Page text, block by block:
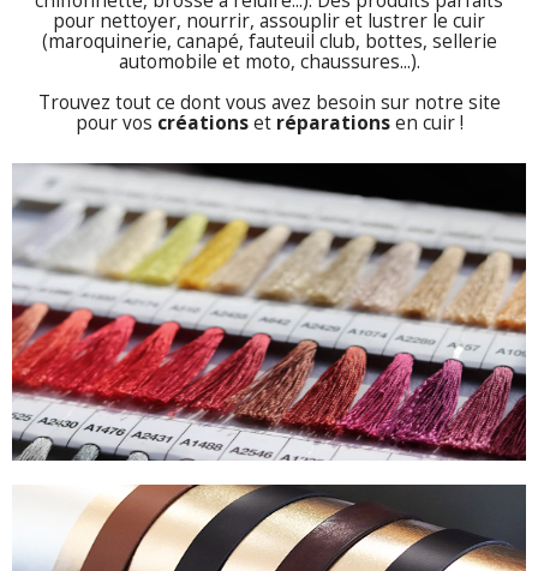
pour nettoyer, nourrir, assouplir et lustrer le cuir
(maroquinerie, canapé, fauteuil club, bottes, sellerie
automobile et moto, chaussures...).
Trouvez tout ce dont vous avez besoin sur notre site
pour vos créationset réparationsen cuir !